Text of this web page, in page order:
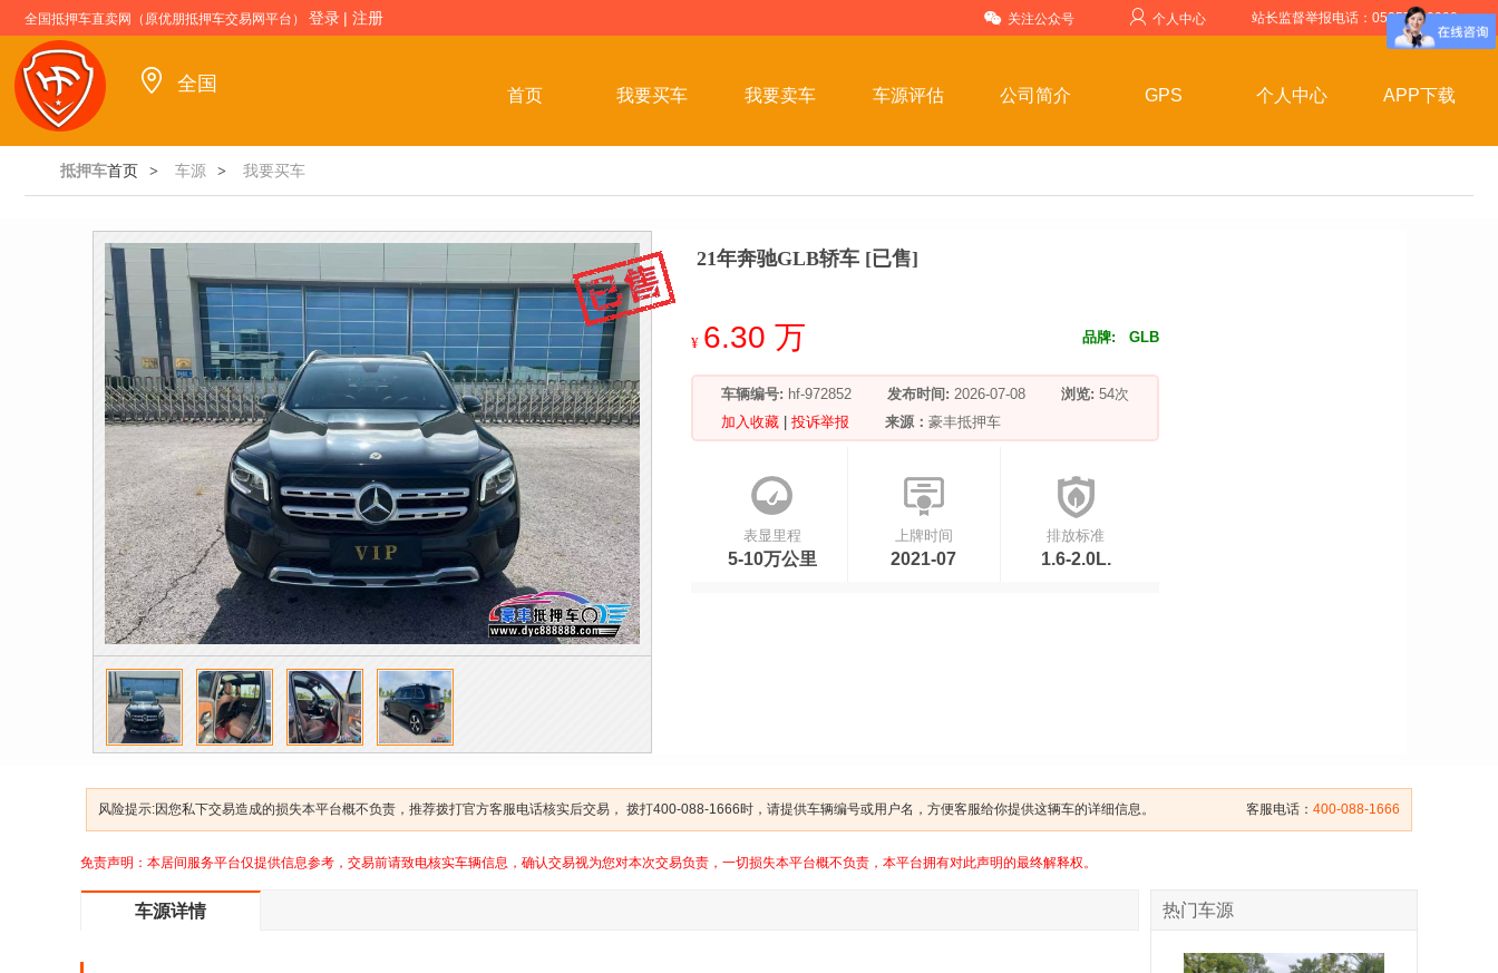
关注公众号 个人中心 站长监督举报电话：05357599999
全国抵押车直卖网（原优朋抵押车交易网平台） 登录 | 注册
全国
首页 我要买车 我要卖车 车源评估 公司简介 GPS 个人中心 APP下载
抵押车首页 > 车源 > 我要买车
21年奔驰GLB轿车 [已售]
¥ 6.30 万 品牌: GLB
车辆编号: hf-972852 发布时间: 2026-07-08 浏览: 54次
加入收藏
投诉举报 来源： 豪丰抵押车
表显里程
5-10万公里
上牌时间
2021-07
排放标准
1.6-2.0L.
客服电话： 400-088-1666
风险提示:因您私下交易造成的损失本平台概不负责，推荐拨打官方客服电话核实后交易， 拨打400-088-1666时，请提供车辆编号或用户名，方便客服给你提供这辆车的详细信息。
免责声明：本居间服务平台仅提供信息参考，交易前请致电核实车辆信息，确认交易视为您对本次交易负责，一切损失本平台概不负责，本平台拥有对此声明的最终解释权。
车源详情 热门车源